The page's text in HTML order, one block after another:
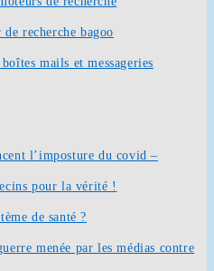
de recherche bagoo
mails et messageries
l’imposture du covid –
pour la vérité !
de santé ?
menée par les médias contre